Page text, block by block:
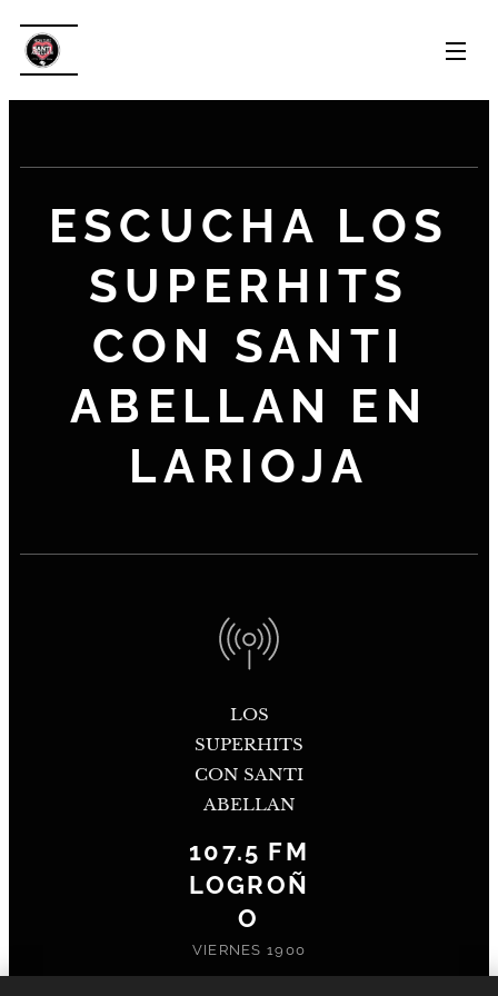
ESCUCHA LOS
SUPERHITS
CON SANTI
ABELLAN EN
LARIOJA
LOS
SUPERHITS
CON SANTI
ABELLAN
107.5 FM
LOGROÑ
O
VIERNES 1900